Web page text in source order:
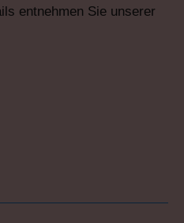
entnehmen Sie unserer